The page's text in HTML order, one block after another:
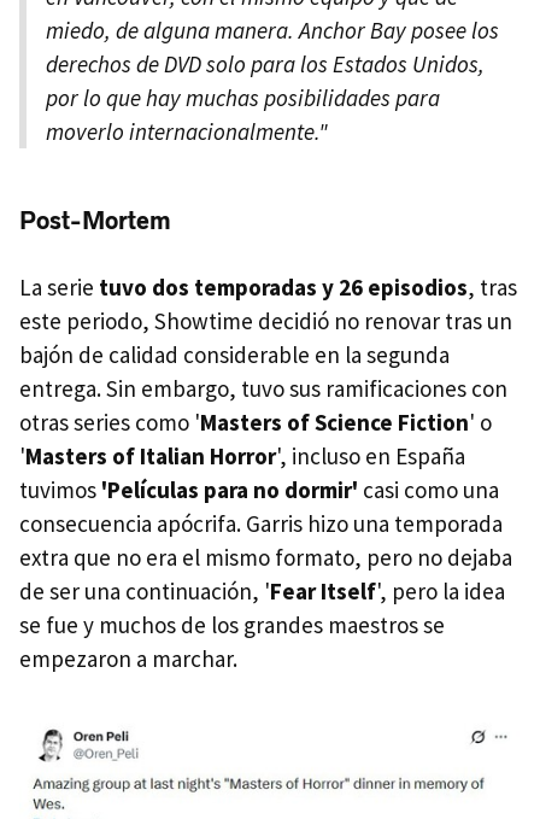
miedo, de alguna manera. Anchor Bay posee los
derechos de DVD solo para los Estados Unidos,
por lo que hay muchas posibilidades para
moverlo internacionalmente."
Post-Mortem
La serie tuvo dos temporadas y 26 episodios, tras
este periodo, Showtime decidió no renovar tras un
bajón de calidad considerable en la segunda
entrega. Sin embargo, tuvo sus ramificaciones con
otras series como 'Masters of Science Fiction' o
'Masters of Italian Horror', incluso en España
tuvimos 'Películas para no dormir' casi como una
consecuencia apócrifa. Garris hizo una temporada
extra que no era el mismo formato, pero no dejaba
de ser una continuación, 'Fear Itself', pero la idea
se fue y muchos de los grandes maestros se
empezaron a marchar.